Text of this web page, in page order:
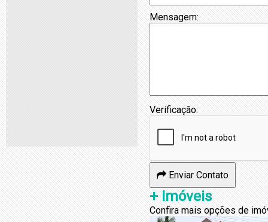
Mensagem:
Verificação:
Enviar Contato
+ Imóveis
Confira mais opções de